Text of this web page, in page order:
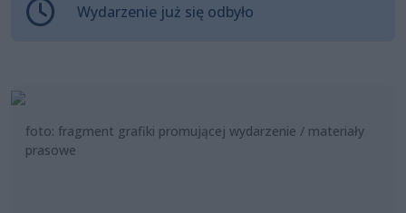
Wydarzenie już się odbyło
foto: fragment grafiki promującej wydarzenie / materiały
prasowe